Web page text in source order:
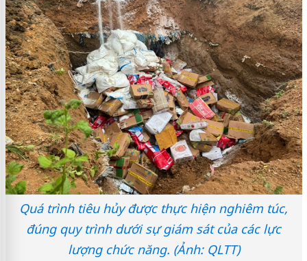
Quá trình tiêu hủy được thực hiện nghiêm túc,
đúng quy trình dưới sự giám sát của các lực
lượng chức năng. (Ảnh: QLTT)